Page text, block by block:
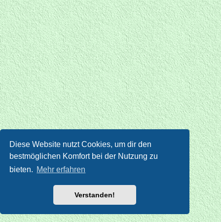
Diese Website nutzt Cookies, um dir den
bestmöglichen Komfort bei der Nutzung zu
bieten. Mehr erfahren
Verstanden!